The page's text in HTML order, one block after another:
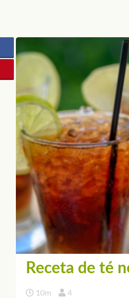
Receta de té
10m 4